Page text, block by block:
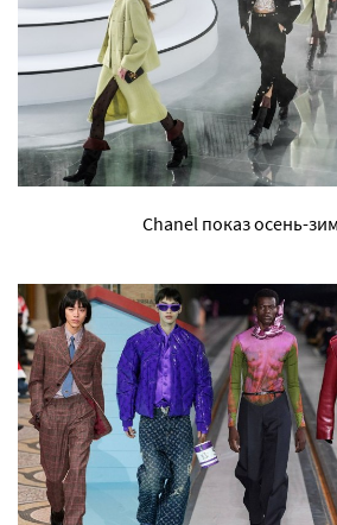
Chanel показ осень-